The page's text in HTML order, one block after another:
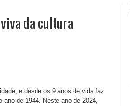
da cultura
e desde os 9 anos de vida faz
de 1944. Neste ano de 2024,